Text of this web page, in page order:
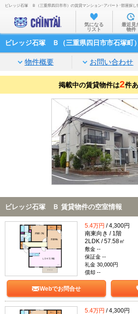
お部屋を探す
沿線・駅か
家賃相場か
通勤通学
物件特集か
不動産会社
TOP
ビレッジ石塚 Ｂ（三重県四日市市）の賃貸マンション･アパート･部屋探し
気になる
リスト
最近見
物件
ビレッジ石塚 Ｂ（三重県四日市市石塚町
物件概要 お問い合わせ
掲載中の賃貸物件は2件
ビレッジ石塚 Ｂ 賃貸物件の空室情報
5.4万円 / 4,300円
南東向き / 1階
2LDK / 57.58㎡
敷金 --
保証金 --
礼金 30,000円
償却 --
Webでお問合せ
5.4万円 / 4,300円